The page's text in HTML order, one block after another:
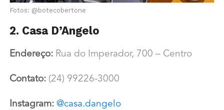
Fotos: @botecobertone
2. Casa D’Angelo
Endereço:Rua do Imperador, 700 – Centro
Contato:(24) 99226-3000
Instagram: @casa.dangelo